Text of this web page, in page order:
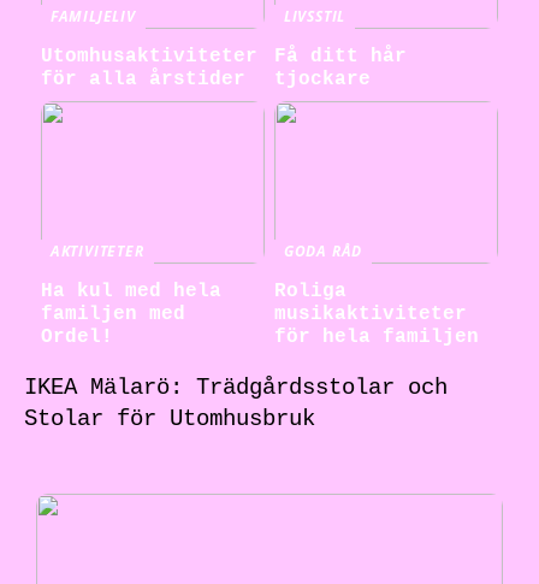
FAMILJELIV
Utomhusaktiviteter
för alla årstider
LIVSSTIL
Få ditt hår
tjockare
AKTIVITETER
Ha kul med hela
familjen med
Ordel!
GODA RÅD
Roliga
musikaktiviteter
för hela familjen
IKEA Mälarö: Trädgårdsstolar och
Stolar för Utomhusbruk